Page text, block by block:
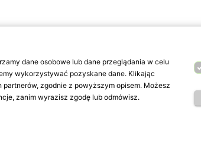
dane osobowe lub dane przeglądania w celu
wykorzystywać pozyskane dane. Klikając
zgodnie z powyższym opisem. Możesz
zanim wyrazisz zgodę lub odmówisz.